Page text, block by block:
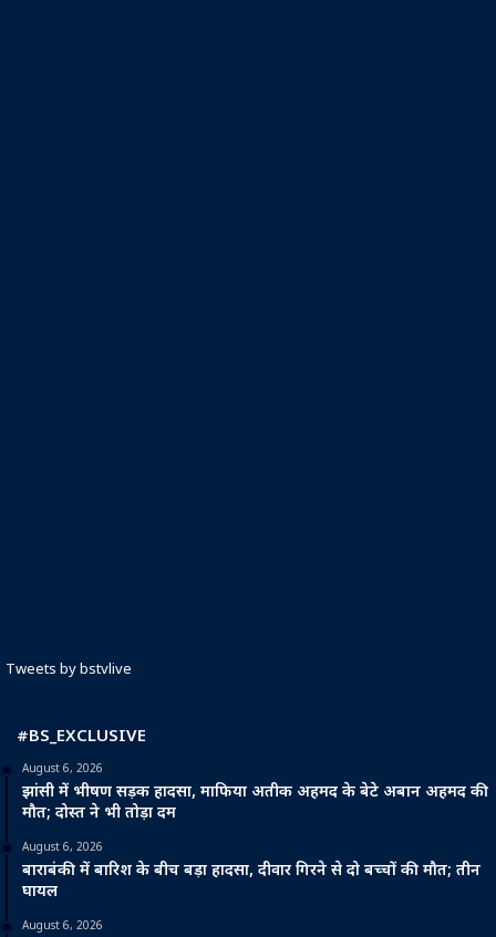
Tweets by bstvlive
#BS_EXCLUSIVE
August 6, 2026
झांसी में भीषण सड़क हादसा, माफिया अतीक अहमद के बेटे अबान अहमद की
मौत; दोस्त ने भी तोड़ा दम
August 6, 2026
बाराबंकी में बारिश के बीच बड़ा हादसा, दीवार गिरने से दो बच्चों की मौत; तीन
घायल
August 6, 2026